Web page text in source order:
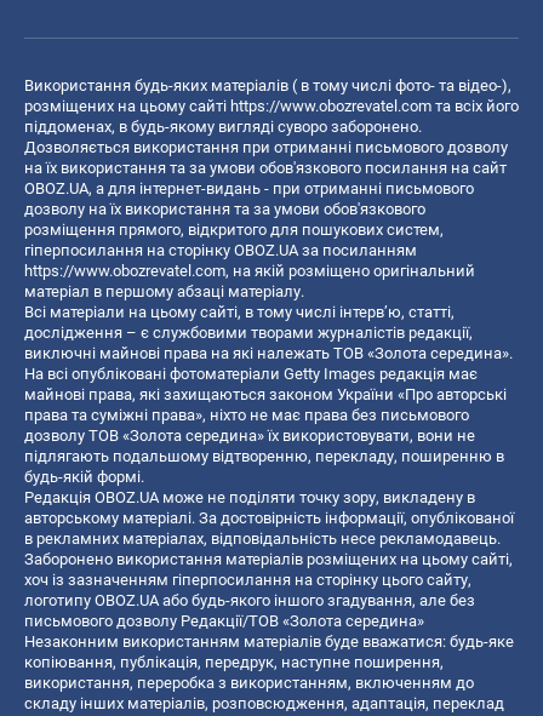
Використання будь-яких матеріалів ( в тому числі фото- та відео-),
розміщених на цьому сайті https://www.obozrevatel.com та всіх його
піддоменах, в будь-якому вигляді суворо заборонено.
Дозволяється використання при отриманні письмового дозволу
на їх використання та за умови обов'язкового посилання на сайт
OBOZ.UA, а для інтернет-видань - при отриманні письмового
дозволу на їх використання та за умови обов'язкового
розміщення прямого, відкритого для пошукових систем,
гіперпосилання на сторінку OBOZ.UA за посиланням
https://www.obozrevatel.com, на якій розміщено оригінальний
матеріал в першому абзаці матеріалу.
Всі матеріали на цьому сайті, в тому числі інтерв’ю, статті,
дослідження – є службовими творами журналістів редакції,
виключні майнові права на які належать ТОВ «Золота середина».
На всі опубліковані фотоматеріали Getty Images редакція має
майнові права, які захищаються законом України «Про авторські
права та суміжні права», ніхто не має права без письмового
дозволу ТОВ «Золота середина» їх використовувати, вони не
підлягають подальшому відтворенню, перекладу, поширенню в
будь-якій формі.
Редакція OBOZ.UA може не поділяти точку зору, викладену в
авторському матеріалі. За достовірність інформації, опублікованої
в рекламних матеріалах, відповідальність несе рекламодавець.
Заборонено використання матеріалів розміщених на цьому сайті,
хоч із зазначенням гіперпосилання на сторінку цього сайту,
логотипу OBOZ.UA або будь-якого іншого згадування, але без
письмового дозволу Редакції/ТОВ «Золота середина»
Незаконним використанням матеріалів буде вважатися: будь-яке
копiювання, публiкацiя, передрук, наступне поширення,
використання, переробка з використанням, включенням до
складу інших матеріалів, розповсюдження, адаптація, переклад